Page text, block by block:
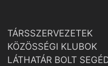
TÁRSSZERVEZETEK
KÖZÖSSÉGI KLUBOK
LÁTHATÁR BOLT